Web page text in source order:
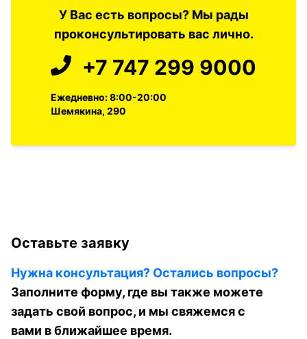
У Вас есть вопросы? Мы рады
проконсультировать вас лично.
+7 747 299 9000
Ежедневно: 8:00-20:00
Шемякина, 290
Оставьте заявку
Нужна консультация? Остались вопросы?
Заполните форму, где вы также можете
задать свой вопрос, и мы свяжемся с
вами в ближайшее время.